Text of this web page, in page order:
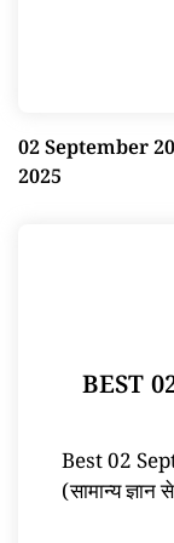
02 September
2025
BEST
Best 02
(सामान्य